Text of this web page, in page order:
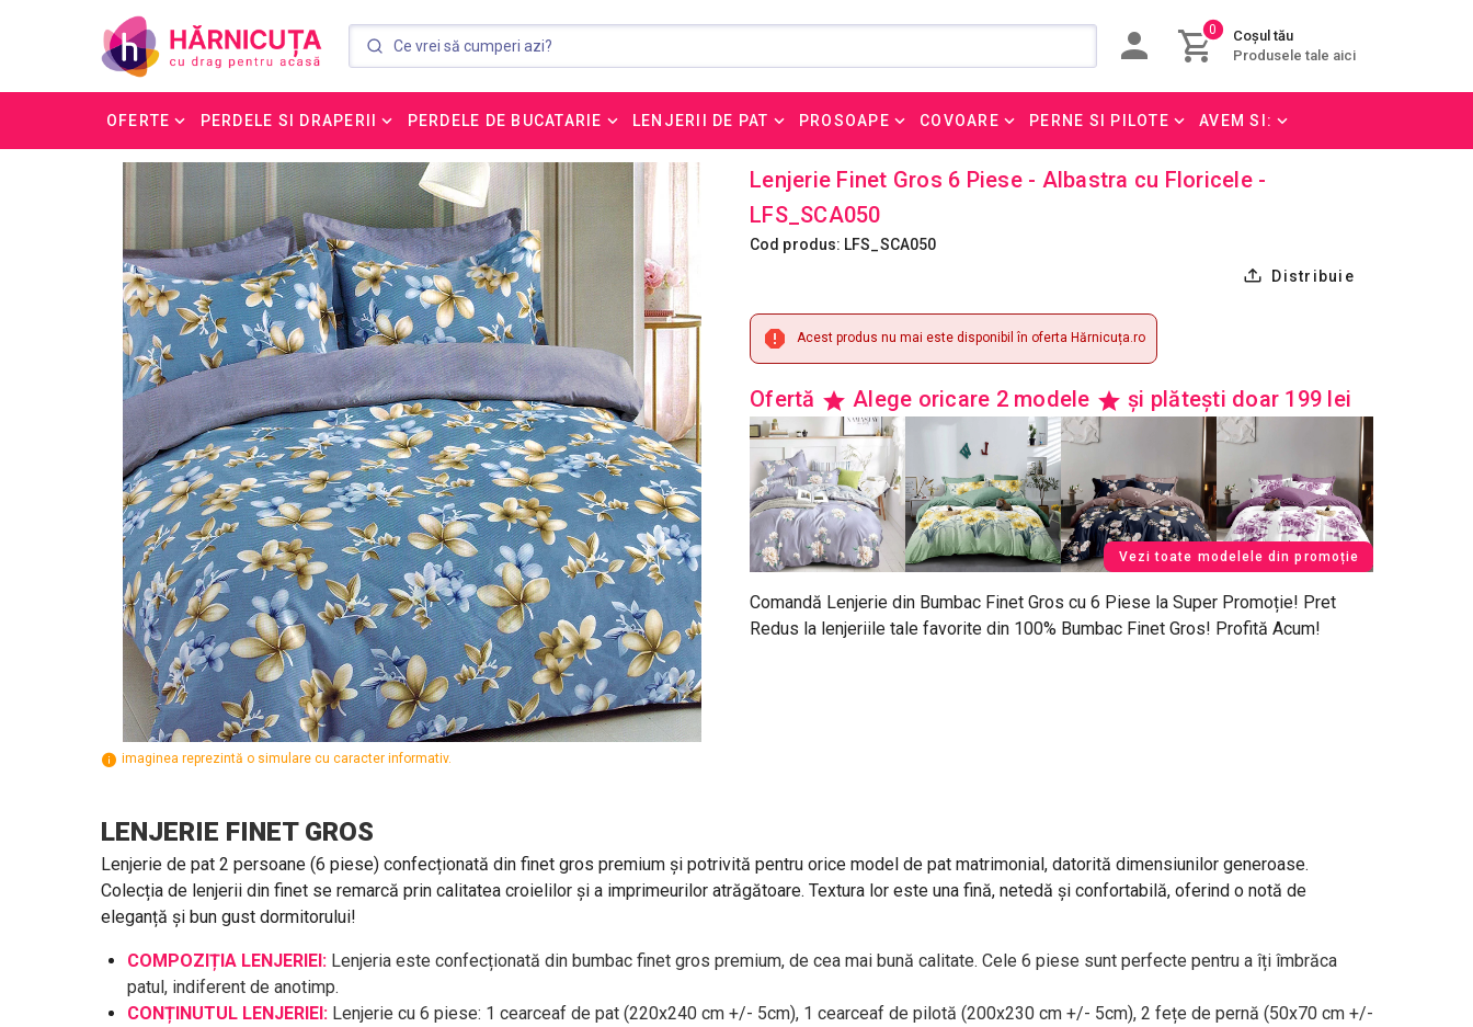
0
Coșul tău
Produsele tale aici
OFERTE PERDELE SI DRAPERII PERDELE DE BUCATARIE LENJERII DE PAT PROSOAPE COVOARE PERNE SI PILOTE AVEM SI:
imaginea reprezintă o simulare cu caracter informativ.
Lenjerie Finet Gros 6 Piese - Albastra cu Floricele -
LFS_SCA050
Cod produs: LFS_SCA050
Distribuie
Acest produs nu mai este disponibil în oferta Hărnicuța.ro
Ofertă Alege oricare 2 modele și plătești doar 199 lei
Vezi toate modelele din promoție
Comandă Lenjerie din Bumbac Finet Gros cu 6 Piese la Super Promoție! Pret
Redus la lenjeriile tale favorite din 100% Bumbac Finet Gros! Profită Acum!
LENJERIE FINET GROS
Lenjerie de pat 2 persoane (6 piese) confecționată din finet gros premium și potrivită pentru orice model de pat matrimonial, datorită dimensiunilor generoase.
Colecția de lenjerii din finet se remarcă prin calitatea croielilor și a imprimeurilor atrăgătoare. Textura lor este una fină, netedă și confortabilă, oferind o notă de
eleganță și bun gust dormitorului!
COMPOZIȚIA LENJERIEI: Lenjeria este confecționată din bumbac finet gros premium, de cea mai bună calitate. Cele 6 piese sunt perfecte pentru a îți îmbrăca
patul, indiferent de anotimp.
CONȚINUTUL LENJERIEI: Lenjerie cu 6 piese: 1 cearceaf de pat (220x240 cm +/- 5cm), 1 cearceaf de pilotă (200x230 cm +/- 5cm), 2 fețe de pernă (50x70 cm +/-